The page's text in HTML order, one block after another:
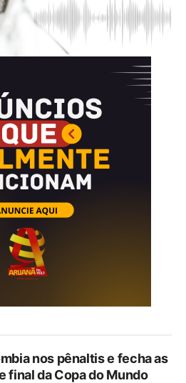
nos pênaltis e fecha as
final da Copa do Mundo